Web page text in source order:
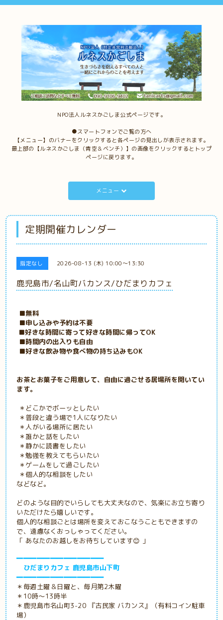
NPO法人ルネスかごしま公式ページです。
●スマートフォンでご覧の方へ
【メニュー】のバナーをクリックすると各ページの見出しが表示されます。
最上部の【ルネスかごしま（青空＆ベンチ）】の画像をクリックするとトップ
ページに戻ります。
メニュー
定期開催カレンダー
指定なし 2026-08-13 (木) 10:00～13:30
鹿児島市/名山町バカンス/ひだまりカフェ
■無料
■申し込みや予約は不要
■好きな時間に寄って好きな時間に帰ってOK
■時間内の出入りも自由
■好きな飲み物や食べ物の持ち込みもOK
お茶とお菓子をご用意して、自由に過ごせる居場所を開いてい
ます。
＊どこかでボーッとしたい
＊普段と違う場で1人になりたい
＊人がいる場所に居たい
＊誰かと話をしたい
＊静かに読書をしたい
＊勉強を教えてもらいたい
＊ゲームをして過ごしたい
＊個人的な相談をしたい
などなど。
どのような目的でいらしても大丈夫なので、気楽にお立ち寄り
いただけたら嬉しいです。
個人的な相談ごとは場所を変えておこなうこともできますの
で、遠慮なくおっしゃってください。
「 あなたのお越しをお待ちしています😊 」
━━━━━━━━━━━━━
ひだまりカフェ 鹿児島市山下町
━━━━━━━━━━━━━
＊毎週土曜＆日曜と、毎月第2木曜
＊10時～13時半
＊鹿児島市名山町3-20 『古民家 バカンス』（有料コイン駐車
場）